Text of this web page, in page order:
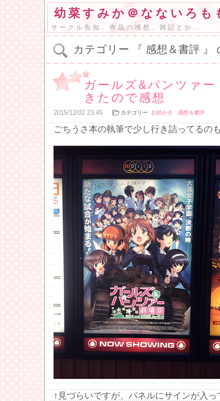
幼菜すみか＠なないろも
サークル告知、作品の感想、雑記とか…
カテゴリー 『 感想＆書評 』
ガールズ&パンツァ
きたので感想
2015/12/02 23:45 カテゴリー お絵かき 感想＆書評
ごちうさ本の執筆で少し行き詰ってるの
↑見づらいですが、パネルにサインが入っ